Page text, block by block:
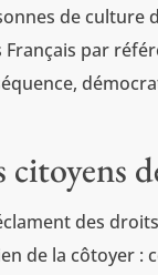
de
par
citoyens
des
de la côtoyer :